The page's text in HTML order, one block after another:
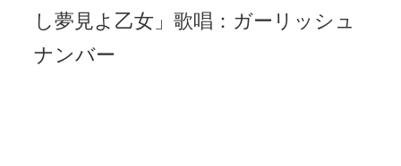
し夢見よ乙女」歌唱：ガーリッシュ
ナンバー